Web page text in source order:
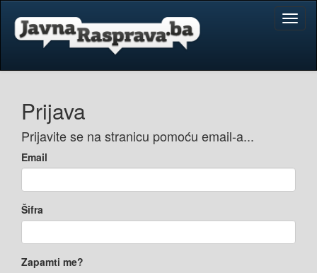
Prijava
Prijavite se na stranicu pomoću email-a...
Email
Šifra
Zapamti me?